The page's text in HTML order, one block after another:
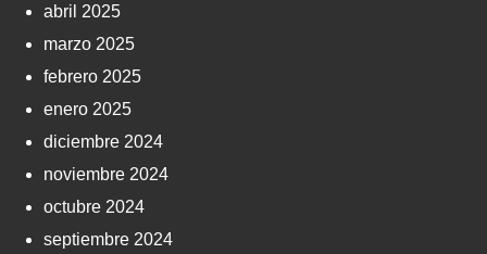
abril 2025
marzo 2025
febrero 2025
enero 2025
diciembre 2024
noviembre 2024
octubre 2024
septiembre 2024